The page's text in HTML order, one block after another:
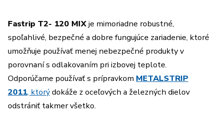
Fastrip T2- 120 MIXje mimoriadne robustné,
spoľahlivé, bezpečné a dobre fungujúce zariadenie, ktoré
umožňuje používať menej nebezpečné produkty v
porovnaní s odlakovaním pri izbovej teplote.
Odporúčame používať s prípravkom METALSTRIP
2011, ktorýdokáže z oceľových a železných dielov
odstrániť takmer všetko.